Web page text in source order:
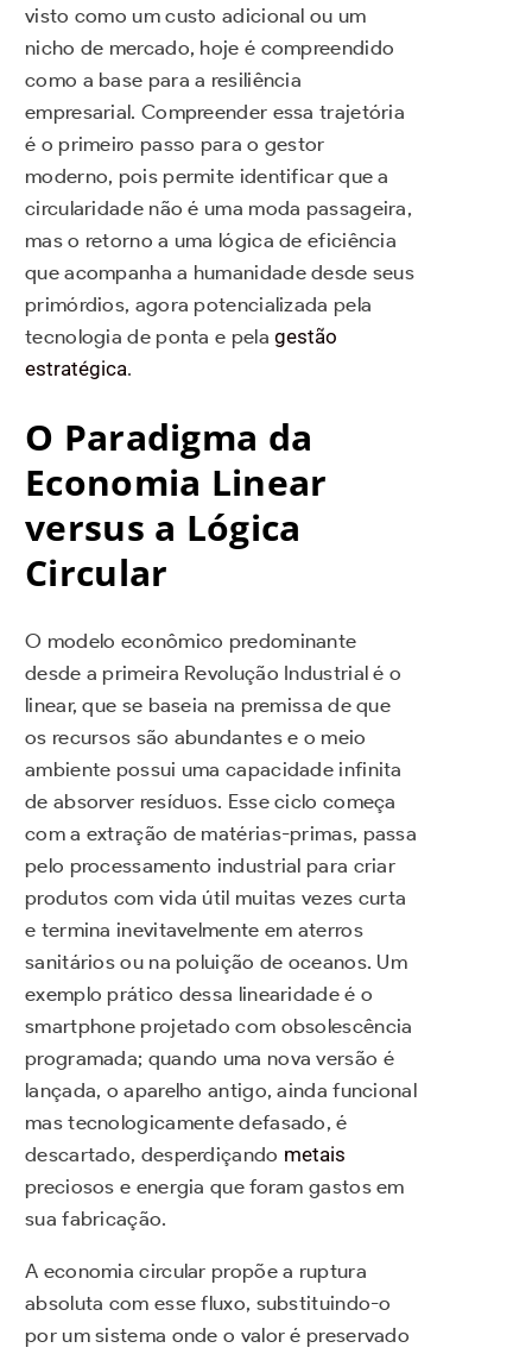
visto como um custo adicional ou um
nicho de mercado, hoje é compreendido
como a base para a resiliência
empresarial. Compreender essa trajetória
é o primeiro passo para o gestor
moderno, pois permite identificar que a
circularidade não é uma moda passageira,
mas o retorno a uma lógica de eficiência
que acompanha a humanidade desde seus
primórdios, agora potencializada pela
tecnologia de ponta e pelagestão
estratégica.
O Paradigma da
Economia Linear
versus a Lógica
Circular
O modelo econômico predominante
desde a primeira Revolução Industrial é o
linear, que se baseia na premissa de que
os recursos são abundantes e o meio
ambiente possui uma capacidade infinita
de absorver resíduos. Esse ciclo começa
com a extração de matérias-primas, passa
pelo processamento industrial para criar
produtos com vida útil muitas vezes curta
e termina inevitavelmente em aterros
sanitários ou na poluição de oceanos. Um
exemplo prático dessa linearidade é o
smartphone projetado com obsolescência
programada; quando uma nova versão é
lançada, o aparelho antigo, ainda funcional
mas tecnologicamente defasado, é
descartado, desperdiçando metais
preciosos e energia que foram gastos em
sua fabricação.
A economia circular propõe a ruptura
absoluta com esse fluxo, substituindo-o
por um sistema onde o valor é preservado